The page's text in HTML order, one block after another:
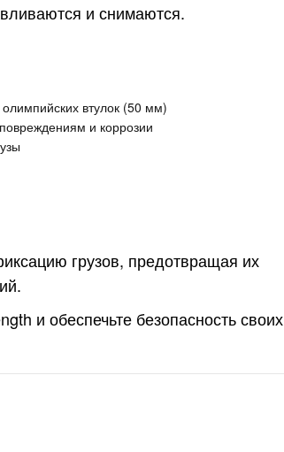
и снимаются.
втулок (50 мм)
и коррозии
грузов, предотвращая их
и обеспечьте безопасность своих